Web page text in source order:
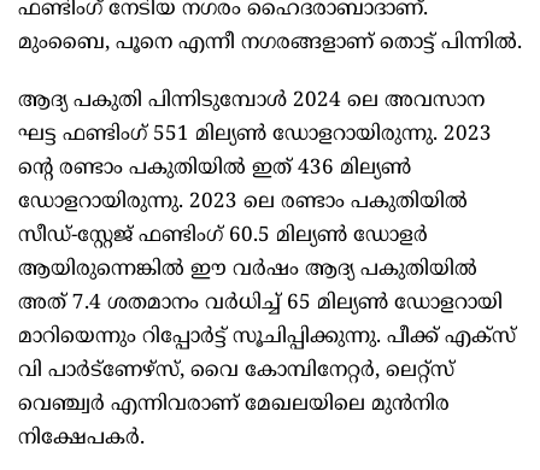
ഫണ്ടിംഗ് നേടിയ നഗരം ഹൈദരാബാദാണ്.
മുംബൈ, പൂനെ എന്നീ നഗരങ്ങളാണ് തൊട്ട് പിന്നിൽ.
ആദ്യ പകുതി പിന്നിടുമ്പോൾ 2024 ലെ അവസാന
ഘട്ട ഫണ്ടിംഗ് 551 മില്യൺ ഡോളറായിരുന്നു. 2023
ന്റെ രണ്ടാം പകുതിയിൽ ഇത് 436 മില്യൺ
ഡോളറായിരുന്നു. 2023 ലെ രണ്ടാം പകുതിയിൽ
സീഡ്-സ്റ്റേജ് ഫണ്ടിംഗ് 60.5 മില്യൺ ഡോളർ
ആയിരുന്നെങ്കിൽ ഈ വർഷം ആദ്യ പകുതിയിൽ
അത് 7.4 ശതമാനം വർധിച്ച് 65 മില്യൺ ഡോളറായി
മാറിയെന്നും റിപ്പോർട്ട് സൂചിപ്പിക്കുന്നു. പീക്ക് എക്സ്
വി പാർട്‌ണേഴ്‌സ്, വൈ കോമ്പിനേറ്റർ, ലെറ്റ്‌സ്
വെഞ്ച്വർ എന്നിവരാണ് മേഖലയിലെ മുൻനിര
നിക്ഷേപകർ.